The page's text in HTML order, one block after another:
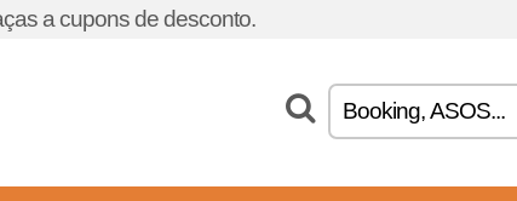
a cupons de desconto.